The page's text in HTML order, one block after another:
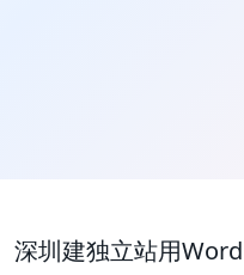
深圳建独立站用